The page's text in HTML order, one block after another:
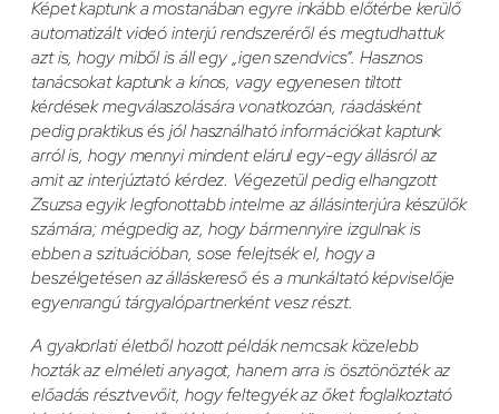
Képet kaptunk a mostanában egyre inkább előtérbe kerülő
automatizált videó interjú rendszeréről és megtudhattuk
azt is, hogy miből is áll egy „igen szendvics”. Hasznos
tanácsokat kaptunk a kínos, vagy egyenesen tiltott
kérdések megválaszolására vonatkozóan, ráadásként
pedig praktikus és jól használható információkat kaptunk
arról is, hogy mennyi mindent elárul egy-egy állásról az
amit az interjúztató kérdez. Végezetül pedig elhangzott
Zsuzsa egyik legfonottabb intelme az állásinterjúra készülők
számára; mégpedig az, hogy bármennyire izgulnak is
ebben a szituációban, sose felejtsék el, hogy a
beszélgetésen az álláskereső és a munkáltató képviselője
egyenrangú tárgyalópartnerként vesz részt.
A gyakorlati életből hozott példák nemcsak közelebb
hozták az elméleti anyagot, hanem arra is ösztönözték az
előadás résztvevőit, hogy feltegyék az őket foglalkoztató